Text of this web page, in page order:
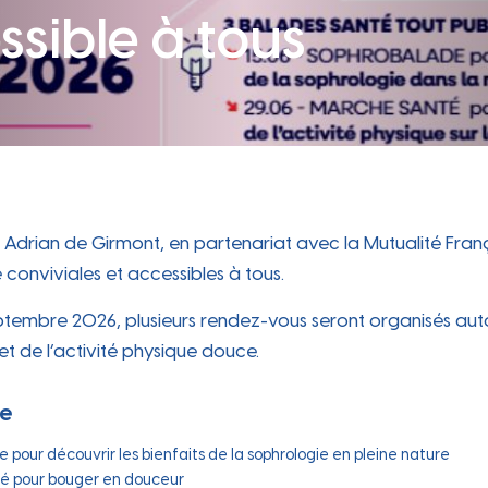
participative
Les instances participatives, le conseil des
jeunes...
Périscolaire
Portail famille, Projet Éducatif De
Territoire, accueil périscolaire...
commune
Carte des commerces, marché
hebdomadaire, locaux disponibles…
Occupation du Domaine
Public
Sanitaire sécurité
Travaux
à tous
Adrian de Girmont, en partenariat avec la Mutualité
et accessibles à tous.
2026, plusieurs rendez-vous seront organisés
de l’activité physique douce.
pour découvrir les bienfaits de la sophrologie en pleine nature
pour bouger en douceur